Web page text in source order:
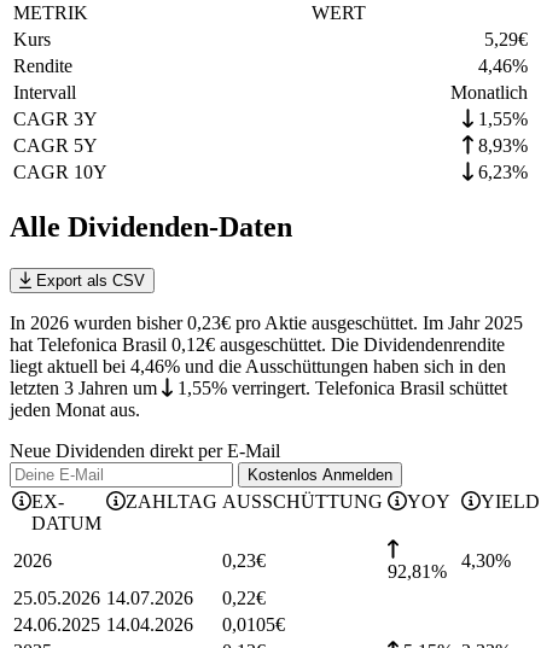
METRIK
WERT
Kurs
5,29€
Rendite
4,46%
Intervall
Monatlich
CAGR 3Y
1,55%
CAGR 5Y
8,93%
CAGR 10Y
6,23%
Alle Dividenden-Daten
Export als CSV
In 2026 wurden bisher 0,23€ pro Aktie ausgeschüttet. Im Jahr 2025
hat Telefonica Brasil 0,12€ ausgeschüttet. Die Dividendenrendite
liegt aktuell bei 4,46% und die Ausschüttungen haben sich in den
letzten 3 Jahren um 1,55% verringert. Telefonica Brasil schüttet
jeden Monat aus.
Neue Dividenden direkt per E-Mail
Kostenlos Anmelden
EX-
DATUM
ZAHLTAG AUSSCHÜTTUNG YOY YIELD
2026 0,23€
92,81%
4,30%
25.05.2026 14.07.2026 0,22€
24.06.2025 14.04.2026 0,0105€